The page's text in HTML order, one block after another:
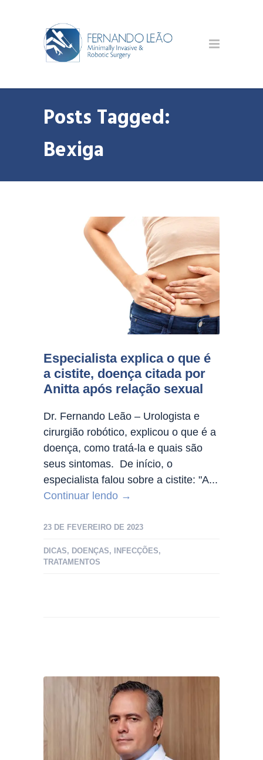
Posts Tagged:
Bexiga
Especialista explica o que é
a cistite, doença citada por
Anitta após relação sexual
Dr. Fernando Leão – Urologista e
cirurgião robótico, explicou o que é a
doença, como tratá-la e quais são
seus sintomas. De início, o
especialista falou sobre a cistite: "A...
Continuar lendo →
23 DE FEVEREIRO DE 2023
DICAS, DOENÇAS, INFECÇÕES,
TRATAMENTOS